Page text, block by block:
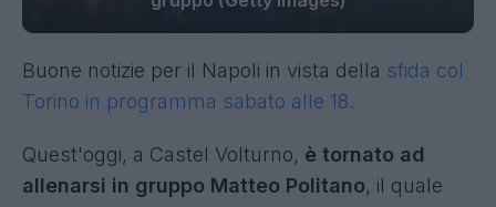
Buone notizie per il Napoli in vista della sfida col
Torino in programma sabato alle 18.
Quest'oggi, a Castel Volturno, è tornato ad
allenarsi in gruppo Matteo Politano, il quale